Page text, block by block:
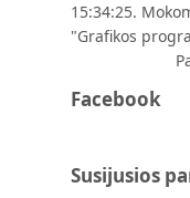
15:34:25.
"Grafikos
Facebook
Susijusios